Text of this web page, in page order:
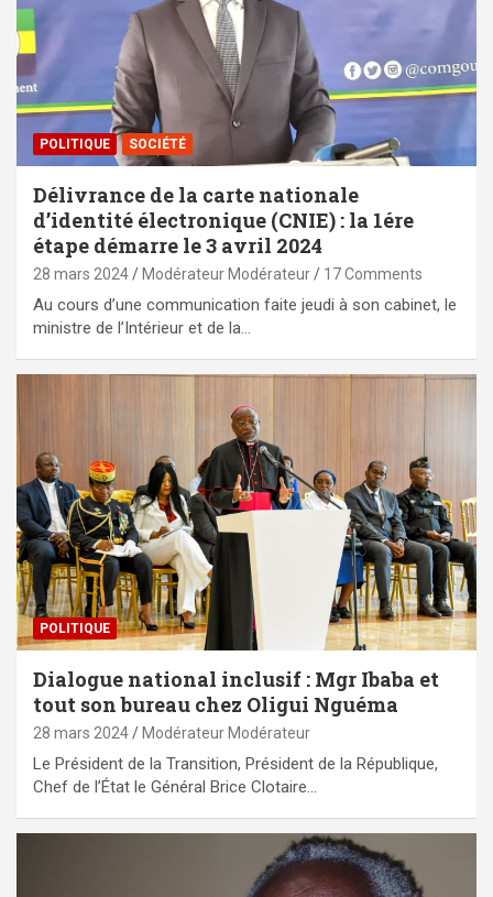
POLITIQUE SOCIÉTÉ
Délivrance de la carte nationale
d’identité électronique (CNIE) : la 1ére
étape démarre le 3 avril 2024
28 mars 2024 Modérateur Modérateur 17 Comments
Au cours d’une communication faite jeudi à son cabinet, le
ministre de l’Intérieur et de la…
POLITIQUE
Dialogue national inclusif : Mgr Ibaba et
tout son bureau chez Oligui Nguéma
28 mars 2024 Modérateur Modérateur
Le Président de la Transition, Président de la République,
Chef de l’État le Général Brice Clotaire…